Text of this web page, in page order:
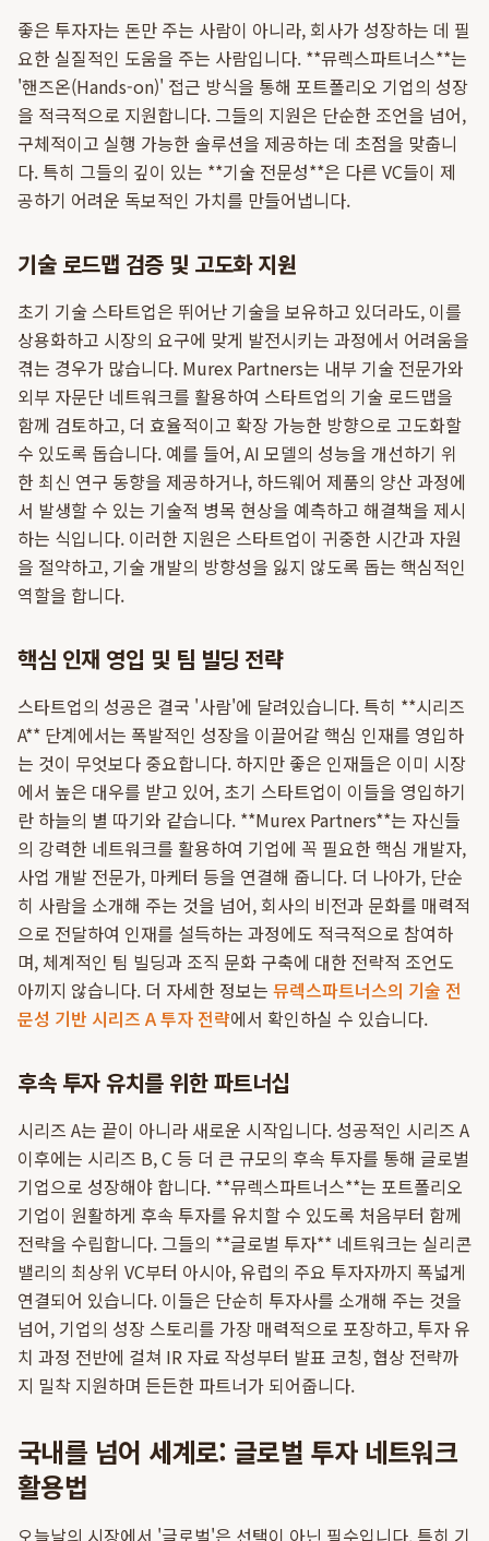
좋은 투자자는 돈만 주는 사람이 아니라, 회사가 성장하는 데 필
요한 실질적인 도움을 주는 사람입니다. **뮤렉스파트너스**는
'핸즈온(Hands-on)' 접근 방식을 통해 포트폴리오 기업의 성장
을 적극적으로 지원합니다. 그들의 지원은 단순한 조언을 넘어,
구체적이고 실행 가능한 솔루션을 제공하는 데 초점을 맞춥니
다. 특히 그들의 깊이 있는 **기술 전문성**은 다른 VC들이 제
공하기 어려운 독보적인 가치를 만들어냅니다.
기술 로드맵 검증 및 고도화 지원
초기 기술 스타트업은 뛰어난 기술을 보유하고 있더라도, 이를
상용화하고 시장의 요구에 맞게 발전시키는 과정에서 어려움을
겪는 경우가 많습니다. Murex Partners는 내부 기술 전문가와
외부 자문단 네트워크를 활용하여 스타트업의 기술 로드맵을
함께 검토하고, 더 효율적이고 확장 가능한 방향으로 고도화할
수 있도록 돕습니다. 예를 들어, AI 모델의 성능을 개선하기 위
한 최신 연구 동향을 제공하거나, 하드웨어 제품의 양산 과정에
서 발생할 수 있는 기술적 병목 현상을 예측하고 해결책을 제시
하는 식입니다. 이러한 지원은 스타트업이 귀중한 시간과 자원
을 절약하고, 기술 개발의 방향성을 잃지 않도록 돕는 핵심적인
역할을 합니다.
핵심 인재 영입 및 팀 빌딩 전략
스타트업의 성공은 결국 '사람'에 달려있습니다. 특히 **시리즈
A** 단계에서는 폭발적인 성장을 이끌어갈 핵심 인재를 영입하
는 것이 무엇보다 중요합니다. 하지만 좋은 인재들은 이미 시장
에서 높은 대우를 받고 있어, 초기 스타트업이 이들을 영입하기
란 하늘의 별 따기와 같습니다. **Murex Partners**는 자신들
의 강력한 네트워크를 활용하여 기업에 꼭 필요한 핵심 개발자,
사업 개발 전문가, 마케터 등을 연결해 줍니다. 더 나아가, 단순
히 사람을 소개해 주는 것을 넘어, 회사의 비전과 문화를 매력적
으로 전달하여 인재를 설득하는 과정에도 적극적으로 참여하
며, 체계적인 팀 빌딩과 조직 문화 구축에 대한 전략적 조언도
아끼지 않습니다. 더 자세한 정보는 뮤렉스파트너스의 기술 전
문성 기반 시리즈 A 투자 전략에서 확인하실 수 있습니다.
후속 투자 유치를 위한 파트너십
시리즈 A는 끝이 아니라 새로운 시작입니다. 성공적인 시리즈 A
이후에는 시리즈 B, C 등 더 큰 규모의 후속 투자를 통해 글로벌
기업으로 성장해야 합니다. **뮤렉스파트너스**는 포트폴리오
기업이 원활하게 후속 투자를 유치할 수 있도록 처음부터 함께
전략을 수립합니다. 그들의 **글로벌 투자** 네트워크는 실리콘
밸리의 최상위 VC부터 아시아, 유럽의 주요 투자자까지 폭넓게
연결되어 있습니다. 이들은 단순히 투자사를 소개해 주는 것을
넘어, 기업의 성장 스토리를 가장 매력적으로 포장하고, 투자 유
치 과정 전반에 걸쳐 IR 자료 작성부터 발표 코칭, 협상 전략까
지 밀착 지원하며 든든한 파트너가 되어줍니다.
국내를 넘어 세계로: 글로벌 투자 네트워크
활용법
오늘날의 시장에서 '글로벌'은 선택이 아닌 필수입니다. 특히 기